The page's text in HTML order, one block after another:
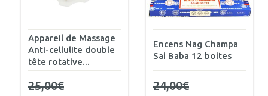
Appareil de Massage
Anti-cellulite double
tête rotative...
25,00€
Encens Nag Champa
Sai Baba 12 boites
24,00€